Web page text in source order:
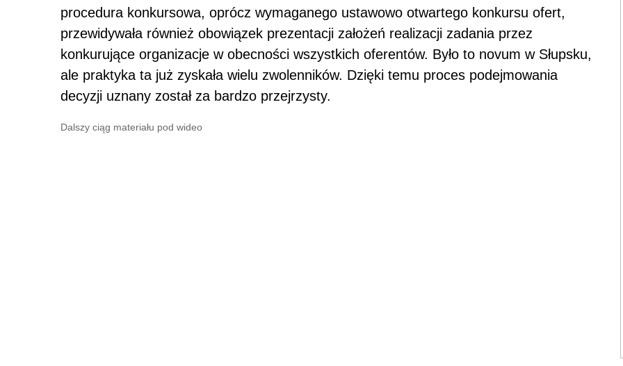
procedura konkursowa, oprócz wymaganego ustawowo otwartego konkursu ofert,
przewidywała również obowiązek prezentacji założeń realizacji zadania przez
konkurujące organizacje w obecności wszystkich oferentów. Było to novum w Słupsku,
ale praktyka ta już zyskała wielu zwolenników. Dzięki temu proces podejmowania
decyzji uznany został za bardzo przejrzysty.
Dalszy ciąg materiału pod wideo